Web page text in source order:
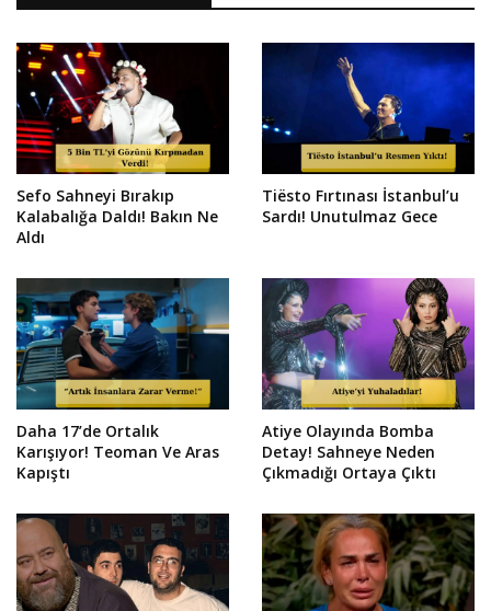
Sefo Sahneyi Bırakıp
Kalabalığa Daldı! Bakın Ne
Aldı
Tiësto Fırtınası İstanbul’u
Sardı! Unutulmaz Gece
Daha 17’de Ortalık
Karışıyor! Teoman Ve Aras
Kapıştı
Atiye Olayında Bomba
Detay! Sahneye Neden
Çıkmadığı Ortaya Çıktı